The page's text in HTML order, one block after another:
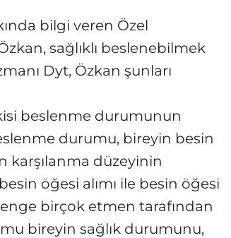
bilgi veren Özel
sağlıklı beslenebilmek
Dyt, Özkan şunları
beslenme durumunun
durumu, bireyin besin
karşılanma düzeyinin
öğesi alımı ile besin öğesi
birçok etmen tarafından
bireyin sağlık durumunu,